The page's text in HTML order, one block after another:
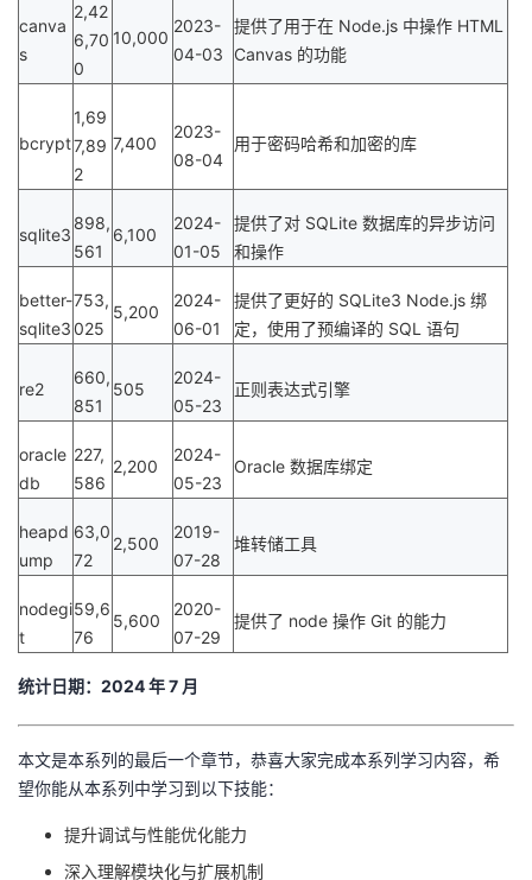
canva
s
2,42
6,70
0
10,000
2023-
04-03
提供了用于在 Node.js 中操作 HTML
Canvas 的功能
bcrypt
1,69
7,89
2
7,400
2023-
08-04
用于密码哈希和加密的库
sqlite3
898,
561
6,100
2024-
01-05
提供了对 SQLite 数据库的异步访问
和操作
better-
sqlite3
753,
025
5,200
2024-
06-01
提供了更好的 SQLite3 Node.js 绑
定，使用了预编译的 SQL 语句
re2
660,
851
505
2024-
05-23
正则表达式引擎
oracle
db
227,
586
2,200
2024-
05-23
Oracle 数据库绑定
heapd
ump
63,0
72
2,500
2019-
07-28
堆转储工具
nodegi
t
59,6
76
5,600
2020-
07-29
提供了 node 操作 Git 的能力
统计日期： 2024年7 月
本文是本系列的最后一个章节，恭喜大家完成本系列学习内容，希
望你能从本系列中学习到以下技能：
提升调试与性能优化能力
深入理解模块化与扩展机制